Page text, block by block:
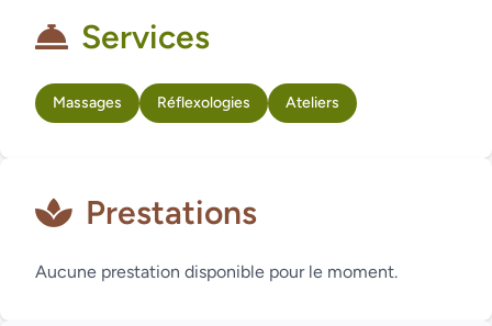
Services
Massages Réflexologies Ateliers
Prestations
Aucune prestation disponible pour le moment.